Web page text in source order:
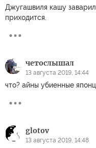
Джугашвиля кашу
приходится.
четослышал
13 августа 2019, 14:44
что? айны убиенные
glotov
13 августа 2019, 14:48